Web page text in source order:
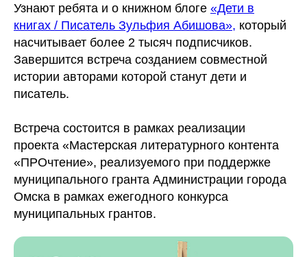
Узнают ребята и о книжном блоге «Дети в
книгах / Писатель Зульфия Абишова», который
насчитывает более 2 тысяч подписчиков.
Завершится встреча созданием совместной
истории авторами которой станут дети и
писатель.
Встреча состоится в рамках реализации
проекта «Мастерская литературного контента
«ПРОчтение», реализуемого при поддержке
муниципального гранта Администрации города
Омска в рамках ежегодного конкурса
муниципальных грантов.